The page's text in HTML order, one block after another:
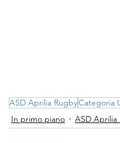
ASD Aprilia RugbyCategoria
In primo piano
ASD Aprilia